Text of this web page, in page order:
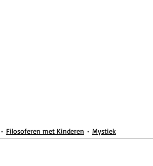
Filosoferen met Kinderen Mystiek